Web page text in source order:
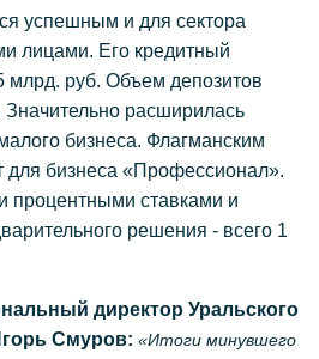
успешным и для сектора
лицами. Его кредитный
млрд. руб. Объем депозитов
расширилась
бизнеса. Флагманским
для бизнеса «Профессионал».
процентными ставками и
решения - всего 1
директор Уральского
Смуров: «Итоги минувшего